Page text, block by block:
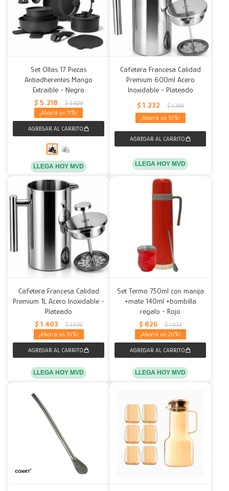
Set Ollas 17 Piezas
Antiadherentes Mango
Extraible - Negro
$ 5.218 $ 5.929
11
LLEGA HOY MVD
Cafetera Francesa Calidad
Premium 600ml Acero
Inoxidable - Plateado
$ 1.232 $ 1.369
10
LLEGA HOY MVD
Cafetera Francesa Calidad
Premium 1L Acero Inoxidable -
Plateado
$ 1.403 $ 1.559
10
LLEGA HOY MVD
Set Termo 750ml con manija
+mate 140ml +bombilla
regalo - Rojo
$ 826 $ 1.033
20
LLEGA HOY MVD